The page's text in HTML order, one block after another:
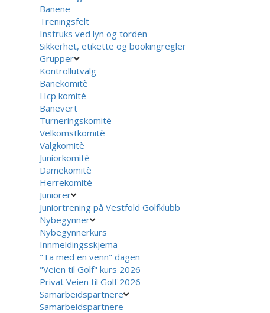
Banene
Treningsfelt
Instruks ved lyn og torden
Sikkerhet, etikette og bookingregler
Grupper
Kontrollutvalg
Banekomitè
Hcp komitè
Banevert
Turneringskomitè
Velkomstkomitè
Valgkomitè
Juniorkomitè
Damekomitè
Herrekomitè
Juniorer
Juniortrening på Vestfold Golfklubb
Nybegynner
Nybegynnerkurs
Innmeldingsskjema
"Ta med en venn" dagen
"Veien til Golf" kurs 2026
Privat Veien til Golf 2026
Samarbeidspartnere
Samarbeidspartnere